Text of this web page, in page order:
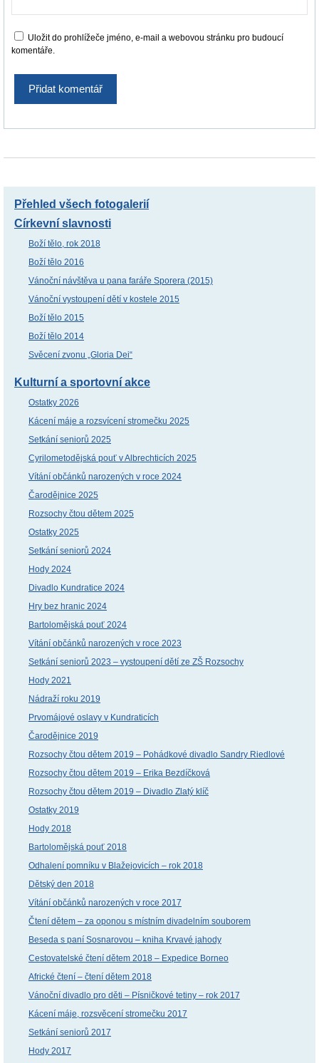
Uložit do prohlížeče jméno, e-mail a webovou stránku pro budoucí
komentáře.
Přehled všech fotogalerií
Církevní slavnosti
Boží tělo, rok 2018
Boží tělo 2016
Vánoční návštěva u pana faráře Sporera (2015)
Vánoční vystoupení dětí v kostele 2015
Boží tělo 2015
Boží tělo 2014
Svěcení zvonu „Gloria Dei“
Kulturní a sportovní akce
Ostatky 2026
Kácení máje a rozsvícení stromečku 2025
Setkání seniorů 2025
Cyrilometodějská pouť v Albrechticích 2025
Vítání občánků narozených v roce 2024
Čarodějnice 2025
Rozsochy čtou dětem 2025
Ostatky 2025
Setkání seniorů 2024
Hody 2024
Divadlo Kundratice 2024
Hry bez hranic 2024
Bartolomějská pouť 2024
Vítání občánků narozených v roce 2023
Setkání seniorů 2023 – vystoupení dětí ze ZŠ Rozsochy
Hody 2021
Nádraží roku 2019
Prvomájové oslavy v Kundraticích
Čarodějnice 2019
Rozsochy čtou dětem 2019 – Pohádkové divadlo Sandry Riedlové
Rozsochy čtou dětem 2019 – Erika Bezdíčková
Rozsochy čtou dětem 2019 – Divadlo Zlatý klíč
Ostatky 2019
Hody 2018
Bartolomějská pouť 2018
Odhalení pomníku v Blažejovicích – rok 2018
Dětský den 2018
Vítání občánků narozených v roce 2017
Čtení dětem – za oponou s místním divadelním souborem
Beseda s paní Sosnarovou – kniha Krvavé jahody
Cestovatelské čtení dětem 2018 – Expedice Borneo
Africké čtení – čtení dětem 2018
Vánoční divadlo pro děti – Písničkové tetiny – rok 2017
Kácení máje, rozsvěcení stromečku 2017
Setkání seniorů 2017
Hody 2017